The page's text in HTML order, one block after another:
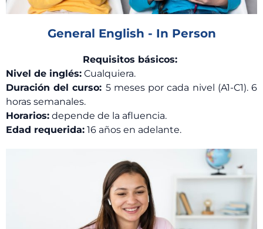
General English - In Person​
Requisitos básicos:
Nivel de inglés: Cualquiera.
Duración del curso: 5 meses por cada nivel (A1-C1). 6
horas semanales.
Horarios: depende de la afluencia.
Edad requerida: 16 años en adelante.